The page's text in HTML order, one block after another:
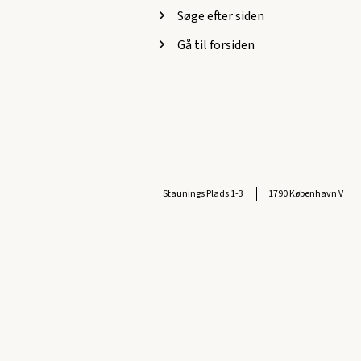
Søge efter siden
Gå til forsiden
Staunings Plads 1-3 1790 København V